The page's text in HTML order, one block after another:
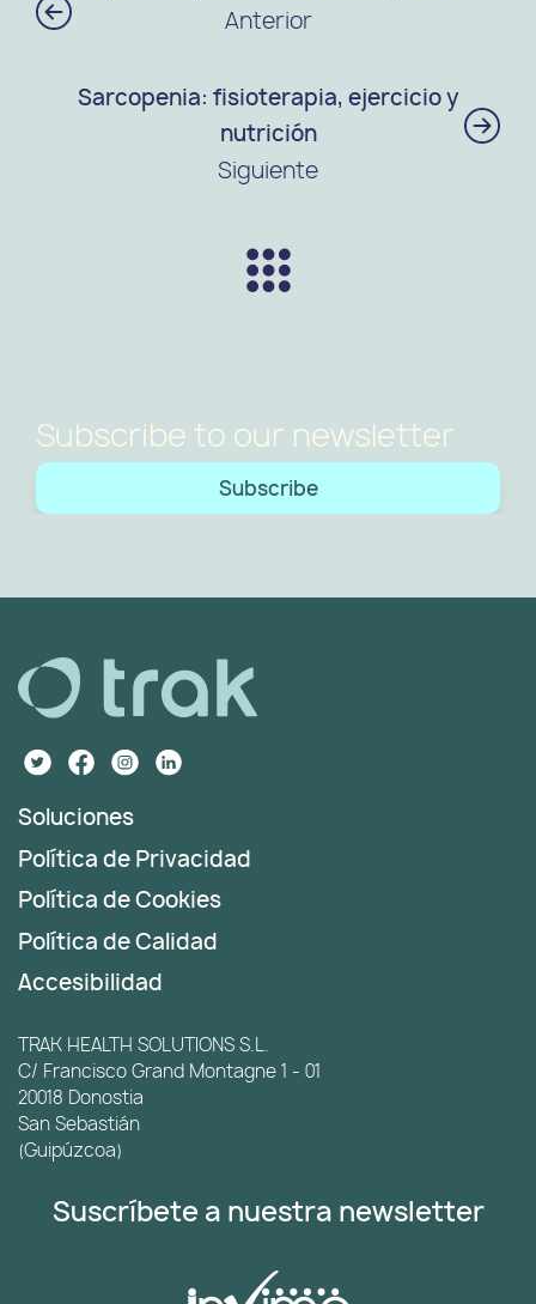
Anterior
Sarcopenia: fisioterapia, ejercicio y
nutrición
Siguiente
Subscribe to our newsletter
Subscribe
Soluciones
Política de Privacidad
Política de Cookies
Política de Calidad
Accesibilidad
TRAK HEALTH SOLUTIONS S.L.
C/ Francisco Grand Montagne 1 - 01
20018 Donostia
San Sebastián
(Guipúzcoa)
Suscríbete a nuestra newsletter